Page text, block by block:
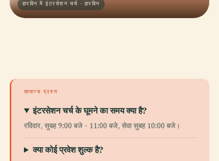
हारबिन में इंटरसेशन चर्च · हारबिन
सामान्य प्रश्न
इंटरसेशन चर्च के घूमने का समय क्या है?
रविवार, सुबह 9:00 बजे - 11:00 बजे, सेवा सुबह 10:00 बजे।
क्या कोई प्रवेश शुल्क है?